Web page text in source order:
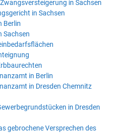
in Sachsen
in Sachsen
Berlin
Sachsen
in Berlin
in Dresden Chemnitz
in Dresden
gebrochene Versprechen des